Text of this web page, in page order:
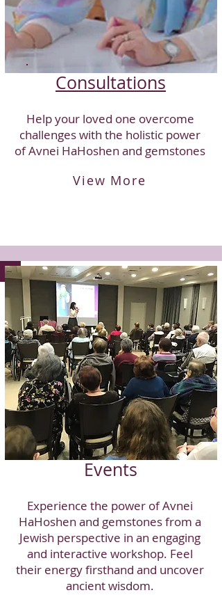
Consultations
Help your loved one overcome
challenges with the holistic power
of Avnei HaHoshen and gemstones
View More
Events
Experience the power of Avnei
HaHoshen and gemstones from a
Jewish perspective in an engaging
and interactive workshop. Feel
their energy firsthand and uncover
ancient wisdom.